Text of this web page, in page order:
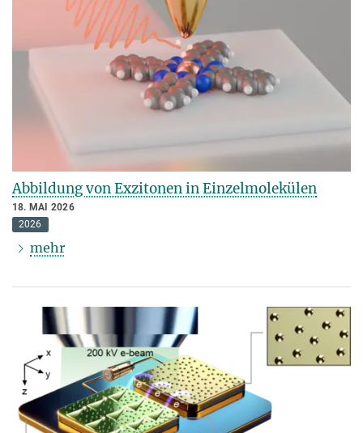
Abbildung von Exzitonen in Einzelmolekülen
18. MAI 2026
2026
mehr